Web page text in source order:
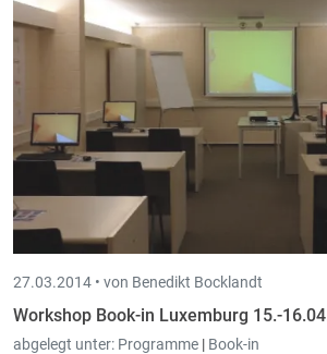
27.03.2014 • von Benedikt Bocklandt
Workshop Book-in Luxemburg 15.-
abgelegt unter: Programme | Book-in